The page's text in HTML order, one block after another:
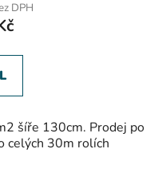
DPH
šíře 130cm. Prodej po
celých 30m rolích